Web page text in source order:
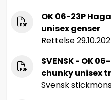
OK 06-23P
unisex genser
Rettelse
SVENSK - OK
chunky unisex
Svensk